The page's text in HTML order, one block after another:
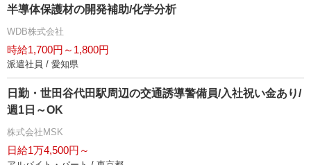
半導体保護材の開発補助/化学分析
WDB株式会社
時給1,700円～1,800円
派遣社員 / 愛知県
日勤・世田谷代田駅周辺の交通誘導警備員/入社祝い金あり/
週1日～OK
株式会社MSK
日給1万4,500円～